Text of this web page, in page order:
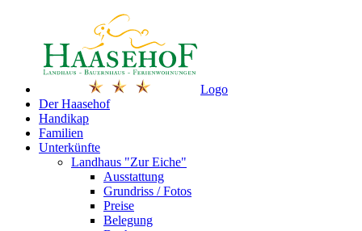
Logo
Der Haasehof
Handikap
Familien
Unterkünfte
Landhaus "Zur Eiche"
Ausstattung
Grundriss / Fotos
Preise
Belegung